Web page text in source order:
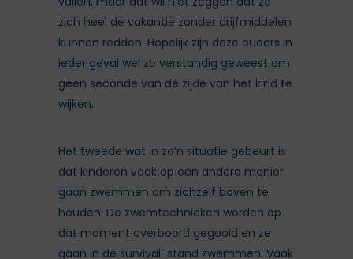
zich heel de vakantie zonder drijfmiddelen
kunnen redden. Hopelijk zijn deze ouders in
ieder geval wel zo verstandig geweest om
geen seconde van de zijde van het kind te
wijken.
Het tweede wat in zo’n situatie gebeurt is
dat kinderen vaak op een andere manier
gaan zwemmen om zichzelf boven te
houden. De zwemtechnieken worden op
dat moment overboord gegooid en ze
gaan in de survival-stand zwemmen. Vaak